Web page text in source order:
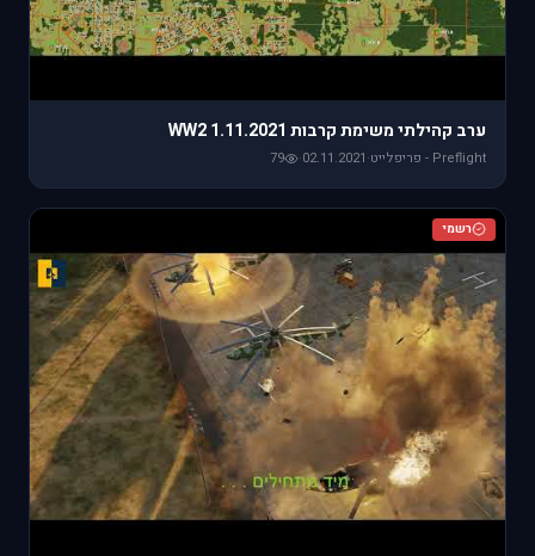
ערב קהילתי משימת קרבות WW2 1.11.2021
Preflight - פריפלייט ·
02.11.2021
·
79
רשמי